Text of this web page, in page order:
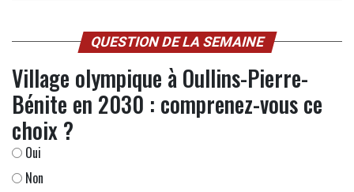
QUESTION DE LA SEMAINE
Village olympique à Oullins-Pierre-
Bénite en 2030 : comprenez-vous ce
choix ?
Oui
Non